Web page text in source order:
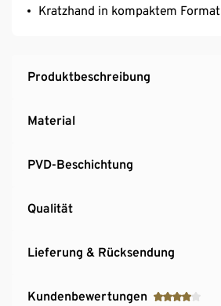
Kratzhand in kompaktem Format
Produktbeschreibung
Material
PVD-Beschichtung
Qualität
Lieferung & Rücksendung
Kundenbewertungen